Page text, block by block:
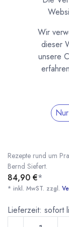
Sweet Gold 2
Rezepte rund um
Bernd Siefert.
84,90 €*
* inkl. MwST. zzgl.
Lieferzeit: sofort
Wir
dieser
unsere